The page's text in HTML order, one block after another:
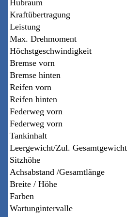
Hubraum
Kraftübertragung
Leistung
Max. Drehmoment
Höchstgeschwindigkeit
Bremse vorn
Bremse hinten
Reifen vorn
Reifen hinten
Federweg vorn
Federweg vorn
Tankinhalt
Leergewicht/Zul. Gesamtgewicht
Sitzhöhe
Achsabstand /Gesamtlänge
Breite / Höhe
Farben
Wartungintervalle